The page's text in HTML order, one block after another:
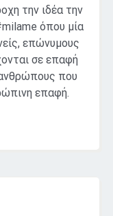
την ιδέα την
όπου μία
επώνυμους
σε επαφή
που
επαφή.